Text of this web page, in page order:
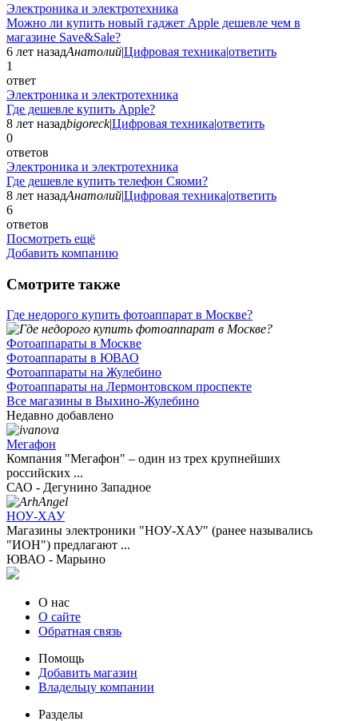
Электроника и электротехника
Можно ли купить новый гаджет Apple дешевле чем в
магазине Save&Sale?
6 лет назадАнатолий|Цифровая техника|ответить
1
ответ
Электроника и электротехника
Где дешевле купить Apple?
8 лет назадbigoreck|Цифровая техника|ответить
0
ответов
Электроника и электротехника
Где дешевле купить телефон Сяоми?
8 лет назадАнатолий|Цифровая техника|ответить
6
ответов
Посмотреть ещё
Добавить компанию
Смотрите также
Где недорого купить фотоаппарат в Москве?
Фотоаппараты в Москве
Фотоаппараты в ЮВАО
Фотоаппараты на Жулебино
Фотоаппараты на Лермонтовском проспекте
Все магазины в Выхино-Жулебино
Недавно добавлено
Мегафон
Компания "Мегафон" – один из трех крупнейших
российских ...
САО - Дегунино Западное
НОУ-ХАУ
Магазины электроники "НОУ-ХАУ" (ранее назывались
"ИОН") предлагают ...
ЮВАО - Марьино
О нас
О сайте
Обратная связь
Помощь
Добавить магазин
Владельцу компании
Разделы